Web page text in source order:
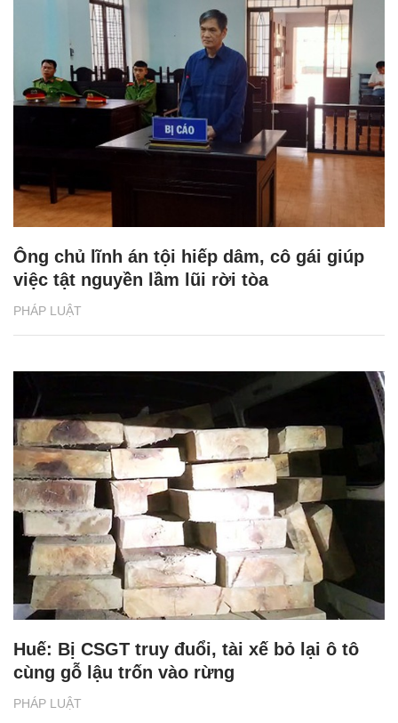
PHÁP LUẬT
Ông chủ lĩnh án tội hiếp dâm, cô gái giúp
việc tật nguyền lầm lũi rời tòa
PHÁP LUẬT
Huế: Bị CSGT truy đuổi, tài xế bỏ lại ô tô
cùng gỗ lậu trốn vào rừng